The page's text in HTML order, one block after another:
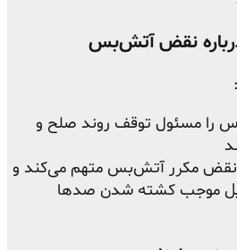
نقض آتش‌بس
را مسئول توقف روند صلح و
نقض مکرر آتش‌بس متهم می‌کند و
موجب کشته شدن صدها